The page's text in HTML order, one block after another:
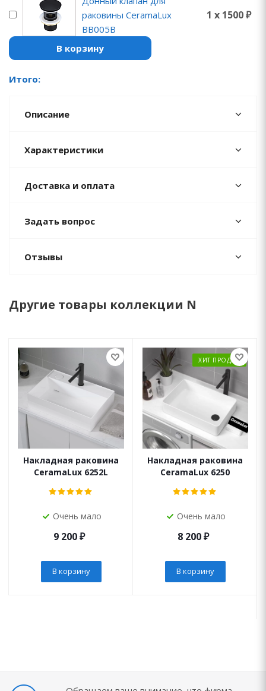
раковины CeramaLux
BB005B
1 x 1500 ₽
В корзину
Итого:
Описание
Характеристики
Доставка и оплата
Задать вопрос
Отзывы
Другие товары коллекции N
Накладная раковина
CeramaLux 6252L
Очень мало
9 200₽
В корзину
ХИТ ПРОДАЖ
Накладная раковина
CeramaLux 6250
Очень мало
8 200₽
В корзину